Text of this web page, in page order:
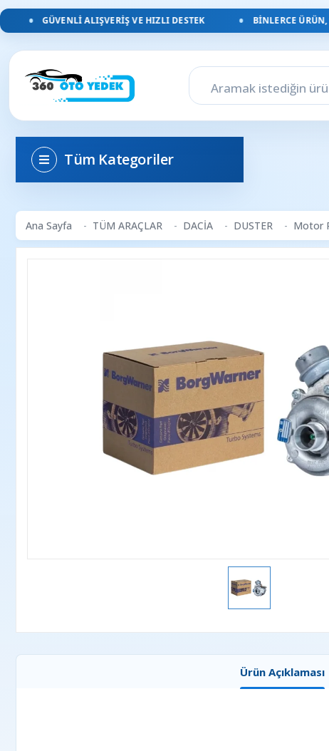
GÜVENLI ALIŞVERIŞ VE HIZLI DESTEK BINLERCE ÜRÜN,
Tüm Kategoriler
Ana Sayfa TÜM ARAÇLAR DACİA DUSTER Motor
Ürün Açıklaması